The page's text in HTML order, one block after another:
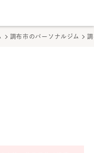
調布市 のパーソナルジム